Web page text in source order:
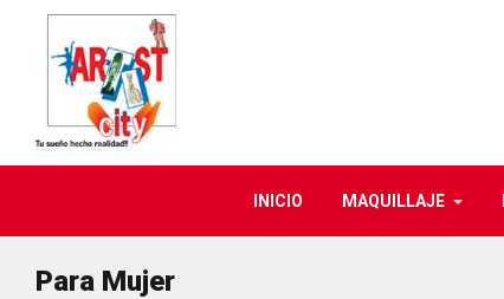
INICIO MAQUILLAJE
Para Mujer